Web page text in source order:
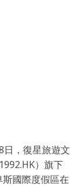
，復星旅遊文
）旗下
國際度假區在